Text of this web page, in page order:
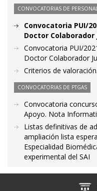
CONVOCATORIAS DE
Convocatoria PUI/
Doctor Colaborador
Convocatoria PUI/
Doctor Colaborador
Criterios de
CONVOCATORIAS DE PTGAS
Convocatoria
Apoyo. Nota
Listas definitivas de
ampliación lista
Especialidad
experimental del SAI